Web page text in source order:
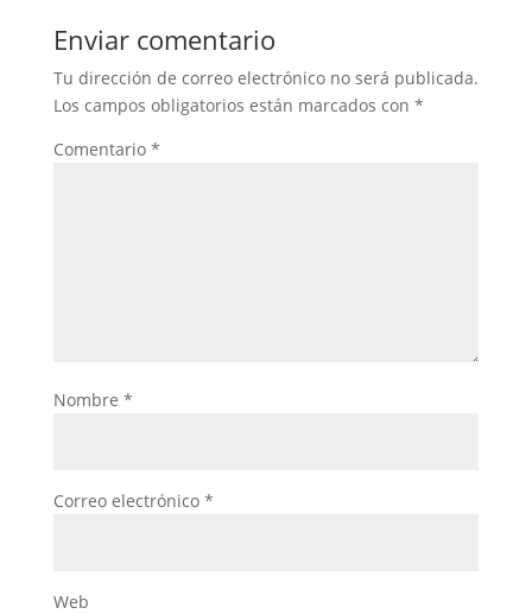
Enviar comentario
Tu dirección de correo electrónico no será publicada.
Los campos obligatorios están marcados con *
Comentario *
Nombre *
Correo electrónico *
Web